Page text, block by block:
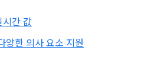
시간 값
양한 의사 요소 지원